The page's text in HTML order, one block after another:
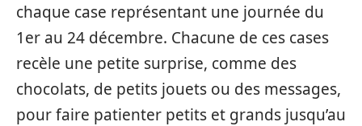
chaque case représentant une journée du
1er au 24 décembre. Chacune de ces cases
recèle une petite surprise, comme des
chocolats, de petits jouets ou des messages,
pour faire patienter petits et grands jusqu’au